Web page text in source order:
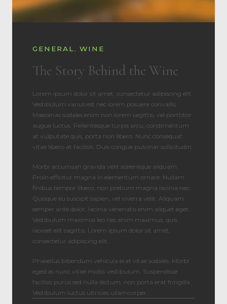
GENERAL, WINE
The Story Behind the Wine
Lorem ipsum dolor sit amet, consectetur adipiscing elit.
Vestibulum varius est nec lorem posuere convallis.
Maecenas sodales enim non lorem sagittis, vel porttitor
augue luctus. Pellentesque turpis arcu, condimentum
at vulputate quis, porta non libero. Nunc consequat
vitae libero at facilisis. Duis congue pulvinar sollicitudin.
Morbi accumsan gravida velit scelerisque aliquam.
Proin efficitur magna in elementum ornare. Nullam
finibus tempor libero, non pretium magna lacinia nec.
Quisque eu suscipit sapien, vel viverra velit. Aliquam
semper ante dolor, lacinia venenatis enim aliquet eget.
Vestibulum maximus leo nec enim maximus, quis
laoreet elit sagittis. Lorem ipsum dolor sit amet,
consectetur adipiscing elit.
Phasellus bibendum vehicula erat vitae sodales. Morbi
egestas nunc vitae mollis vestibulum. Suspendisse
facilisis purus sed nulla dictum, non porta erat fringilla.
Vestibulum luctus ultricies ullamcorper.